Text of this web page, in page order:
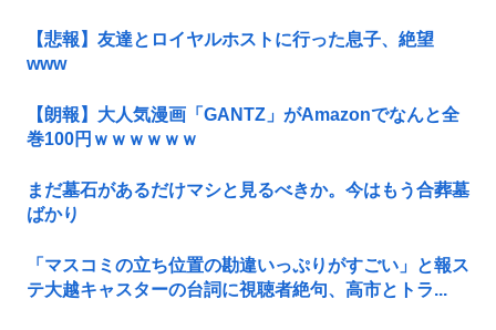
【悲報】友達とロイヤルホストに行った息子、絶望
www
【朗報】大人気漫画「GANTZ」がAmazonでなんと全
巻100円ｗｗｗｗｗｗ
まだ墓石があるだけマシと見るべきか。今はもう合葬墓
ばかり
「マスコミの立ち位置の勘違いっぷりがすごい」と報ス
テ大越キャスターの台詞に視聴者絶句、高市とトラ...